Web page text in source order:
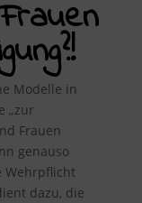
Modelle in
„zur
Frauen
genauso
Wehrpflicht
dazu, die